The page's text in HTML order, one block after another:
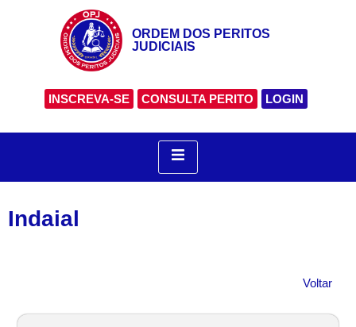
ORDEM DOS PERITOS
JUDICIAIS
INSCREVA-SE CONSULTA PERITO LOGIN
Indaial
Voltar